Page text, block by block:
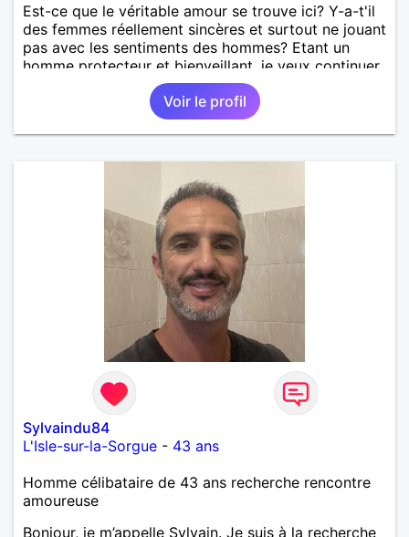
Est-ce que le véritable amour se trouve ici? Y-a-t'il
des femmes réellement sincères et surtout ne jouant
pas avec les sentiments des hommes? Etant un
homme protecteur et bienveillant, je veux continuer
d'y croire et pouvoir enfin former la petite famille
que je désir temps. Faux profil, profiteuse et autres
joyeuseté passer votre chemin, vous ne
m'intéressez pas du tout!
Voir le profil
Sylvaindu84
L'Isle-sur-la-Sorgue - 43 ans
Homme célibataire de 43 ans recherche rencontre
amoureuse
Bonjour, je m’appelle Sylvain. Je suis à la recherche